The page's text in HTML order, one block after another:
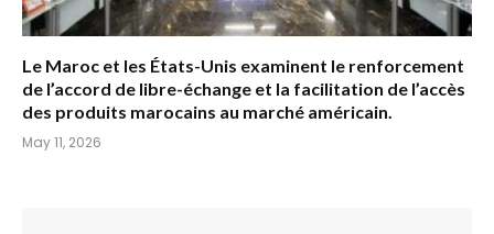
Le Maroc et les États-Unis examinent le renforcement
de l’accord de libre-échange et la facilitation de l’accès
des produits marocains au marché américain.
May 11, 2026